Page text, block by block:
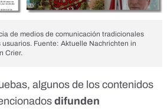
de medios de comunicación tradicionales
Fuente: Aktuelle Nachrichten in
Crier.
algunos de los contenidos
difunden